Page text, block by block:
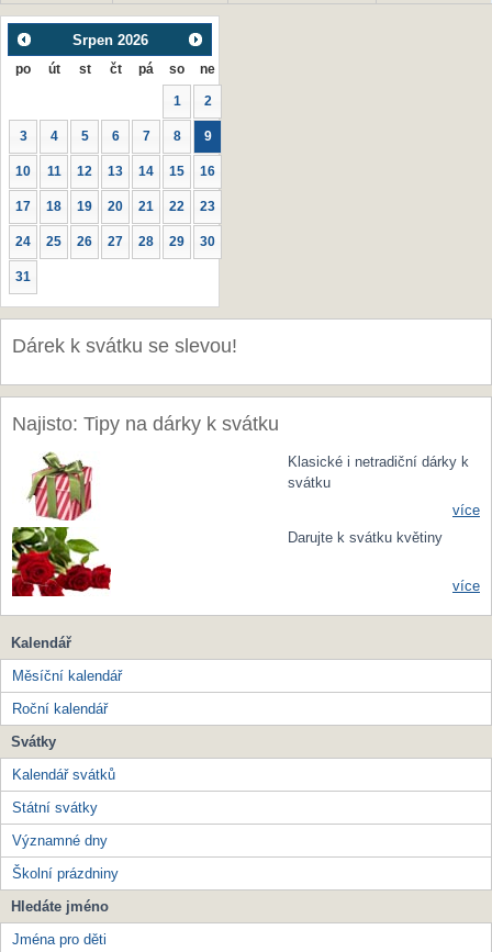
Srpen 2026
po út st čt pá so ne
1 2
3 4 5 6 7 8 9
10 11 12 13 14 15 16
17 18 19 20 21 22 23
24 25 26 27 28 29 30
31
Dárek k svátku se slevou!
Najisto: Tipy na dárky k svátku
Klasické i netradiční dárky k
svátku
více
Darujte k svátku květiny
více
Kalendář
Měsíční kalendář
Roční kalendář
Svátky
Kalendář svátků
Státní svátky
Významné dny
Školní prázdniny
Hledáte jméno
Jména pro děti